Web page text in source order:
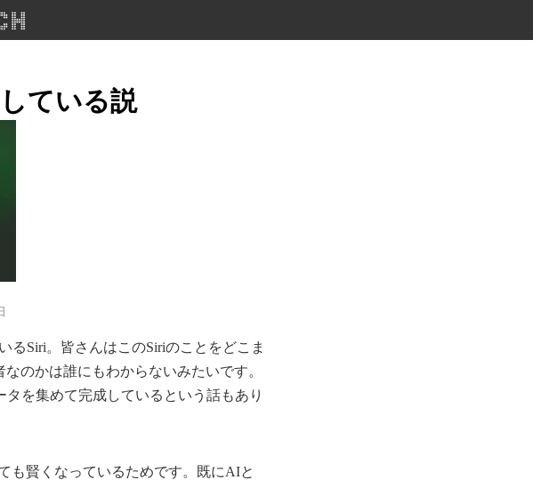
ている説
るSiri。皆さんはこのSiriのことをどこま
のかは誰にもわからないみたいです。
を集めて完成しているという話もあり
も賢くなっているためです。既にAIと